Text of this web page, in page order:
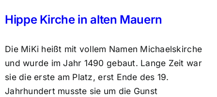
Hippe Kirche in alten Mauern
Die MiKi heißt mit vollem Namen Michaelskirche
und wurde im Jahr 1490 gebaut. Lange Zeit war
sie die erste am Platz, erst Ende des 19.
Jahrhundert musste sie um die Gunst